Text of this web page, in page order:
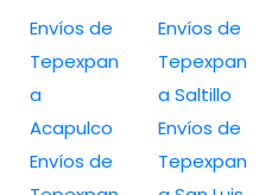
Envíos de
Tepexpan
a
Acapulco
Envíos de
Envíos de
Tepexpan
a Saltillo
Envíos de
Tepexpan